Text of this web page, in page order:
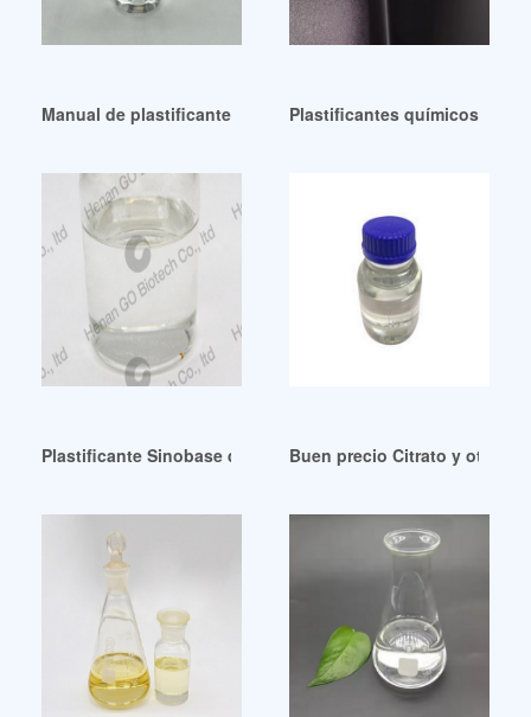
Manual de plastificantes de grado industrial 2.ª edición
Plastificantes químicos de
Plastificante Sinobase de alta pureza DOABuen precio Citrato y otros